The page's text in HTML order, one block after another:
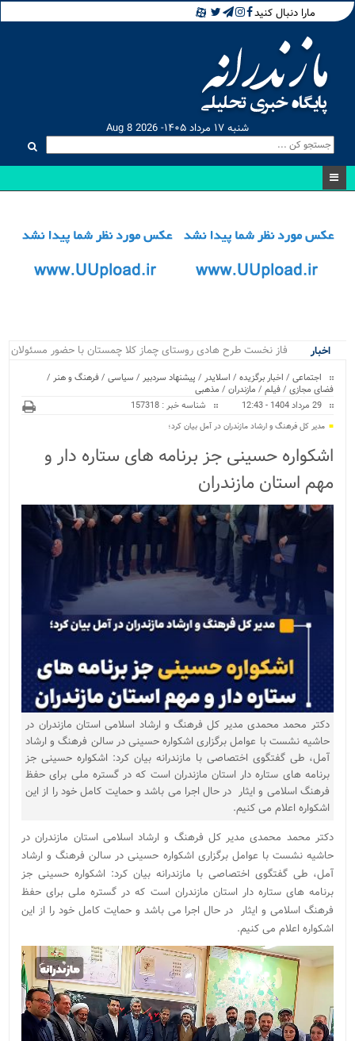
مارا دنبال کنید
شنبه ۱۷ مرداد ۱۴۰۵- Aug 8 2026
اخبار
رقاب.
اجتماعی / اخبار برگزیده / اسلایدر / پیشنهاد سردبیر / سیاسی /فرهنگ و هنر /
فضای مجازی /فیلم / مازندران / مذهبی
29 مرداد 1404 - 12:43
شناسه خبر : 157318
مدیر کل فرهنگ و ارشاد مازندران در آمل بیان کرد؛
اشکواره حسینی جز برنامه های ستاره دار و
مهم استان مازندران
دکتر محمد محمدی مدیر کل فرهنگ و ارشاد اسلامی استان مازندران در
حاشیه نشست با عوامل برگزاری اشکواره حسینی در سالن فرهنگ و ارشاد
آمل، طی گفتگوی اختصاصی با مازندرانه بیان کرد: اشکواره حسینی جز
برنامه های ستاره دار استان مازندران است که در گستره ملی برای حفظ
فرهنگ اسلامی و ایثار در حال اجرا می باشد و حمایت کامل خود را از این
اشکواره اعلام می کنیم.
دکتر محمد محمدی مدیر کل فرهنگ و ارشاد اسلامی استان مازندران در
حاشیه نشست با عوامل برگزاری اشکواره حسینی در سالن فرهنگ و ارشاد
آمل، طی گفتگوی اختصاصی با مازندرانه بیان کرد: اشکواره حسینی جز
برنامه های ستاره دار استان مازندران است که در گستره ملی برای حفظ
فرهنگ اسلامی و ایثار در حال اجرا می باشد و حمایت کامل خود را از این
اشکواره اعلام می کنیم.
نمایشگر
ویدیو